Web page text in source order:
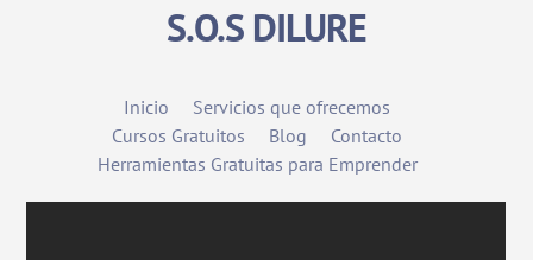
S.O.S DILURE
Inicio
Servicios que ofrecemos
Cursos Gratuitos
Blog
Contacto
Herramientas Gratuitas para Emprender